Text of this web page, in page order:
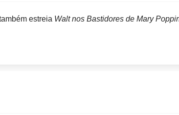
estreia Walt nos Bastidores de Mary